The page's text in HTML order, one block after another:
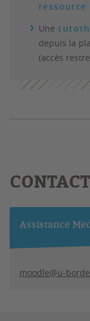
ressource
Une
depuis la
(accès
CONTACT
Assistance
moodle@u-